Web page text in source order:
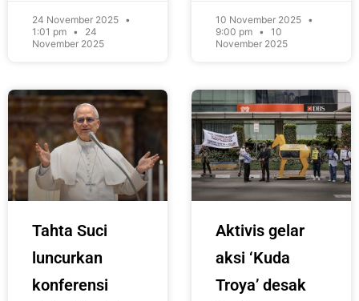
24 November 2025
1:01 pm
24
November 2025
10 November 2025
9:00 pm
10
November 2025
Tahta Suci
luncurkan
konferensi
Aktivis gelar
aksi ‘Kuda
Troya’ desak